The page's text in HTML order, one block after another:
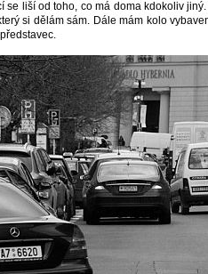
liší od toho, co má doma kdokoliv
si dělám sám. Dále mám kolo